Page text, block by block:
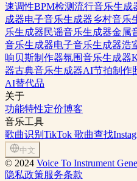
速调性BPM检测流行音乐生成
成器电子音乐生成器乡村音乐
乐生成器民谣音乐生成器金属
音乐生成器电子音乐生成器浩
响贝斯制作器氛围音乐生成器
器古典音乐生成器AI节拍制作
AI替代品
关于
功能特性定价博客
音乐工具
歌曲识别 TikTok 歌曲查找
中文
© 2024 Voice To Instrument
隐私政策服务条款